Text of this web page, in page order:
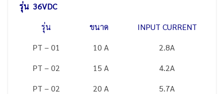
รุ่น 36VDC
รุ่น
ขนาด
INPUT CURRENT
PT – 01
10 A
2.8A
PT – 02
15 A
4.2A
PT – 02
20 A
5.7A